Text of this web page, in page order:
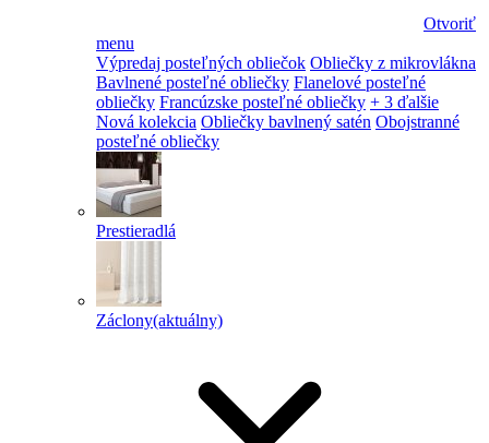
Otvoriť
menu
Výpredaj posteľných obliečok Obliečky z mikrovlákna
Bavlnené posteľné obliečky Flanelové posteľné
obliečky Francúzske posteľné obliečky + 3 ďalšie
Nová kolekcia Obliečky bavlnený satén Obojstranné
posteľné obliečky
Prestieradlá
Záclony(aktuálny)